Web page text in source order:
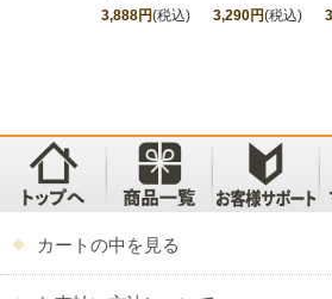
3,888円(税込) 3,290円(税込)
カートの中を見る